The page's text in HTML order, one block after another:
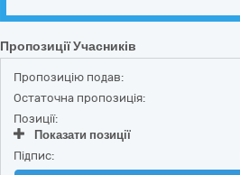
Пропозиції Учасників
Пропозицію подав:
Остаточна пропозиція:
Позиції:
Показати позиції
Підпис: